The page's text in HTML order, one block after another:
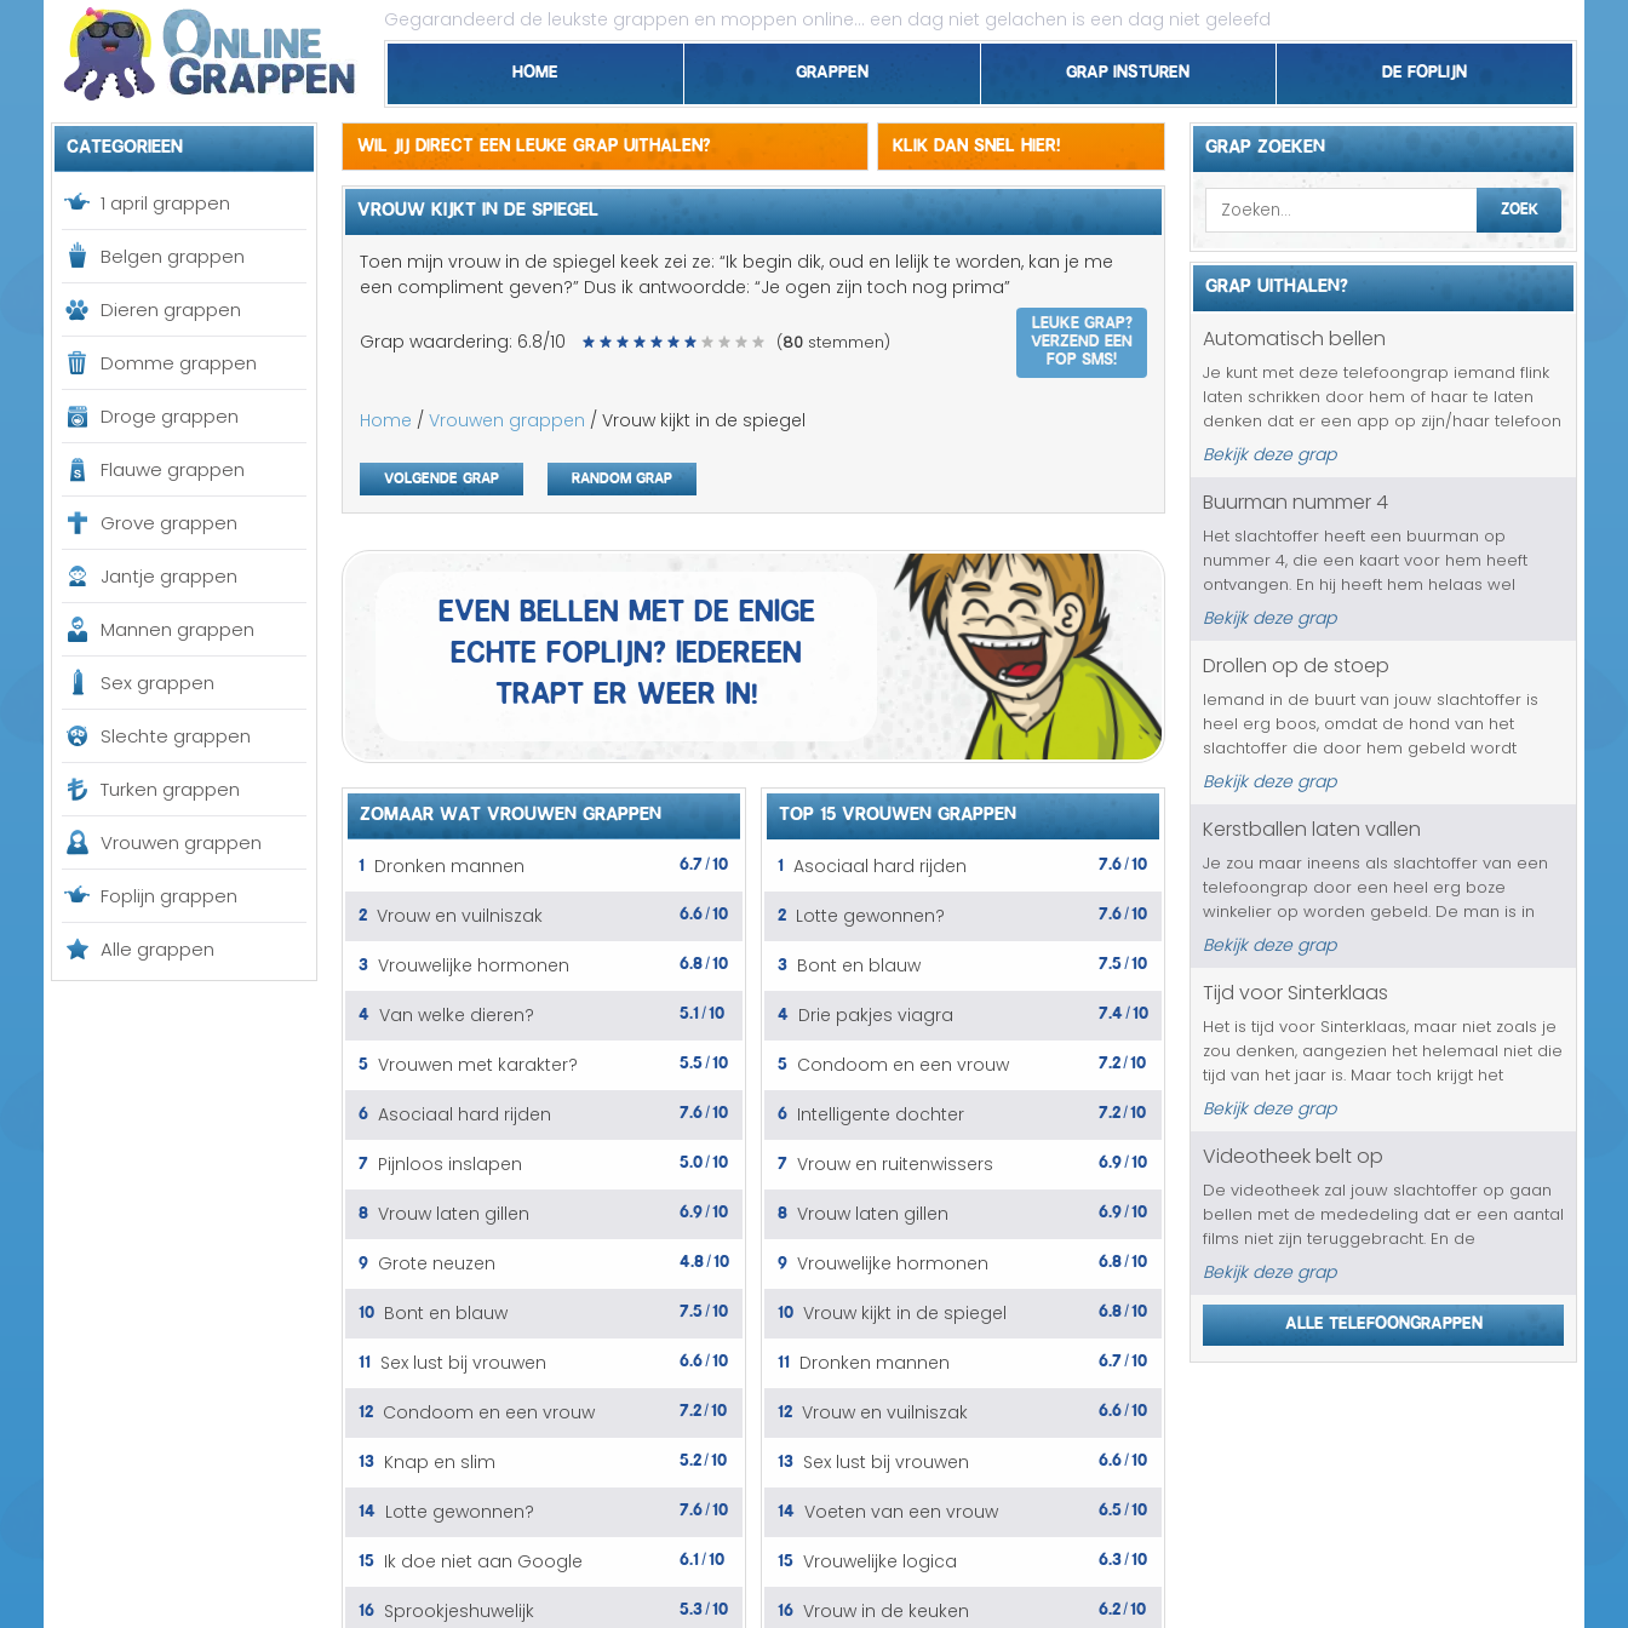
Gegarandeerd de leukste grappen en moppen online... een dag niet gelachen is een dag niet geleefd
Home Grappen
Belgen grappen
Domme grappen
Droge grappen
Jantje grappen
Sex grappen
Slechte grappen
Grap insturen De foplijn
Bel grappen
Topgrappen
18+ en Relatie
Zakelijk/Studie
Geld/Belasting
Buurt/Gemeente
Pakket/Bestelling
Transport/Verkeer
Kerst/Sinterklaas
Diversen/Andere
Categorieen
1 april grappen
Belgen grappen
Dieren grappen
Domme grappen
Droge grappen
Flauwe grappen
Grove grappen
Jantje grappen
Mannen grappen
Sex grappen
Slechte grappen
Turken grappen
Vrouwen grappen
Foplijn grappen
Alle grappen
Wil jij direct een leuke grap uithalen? Klik dan snel hier!
VROUW KIJKT IN DE SPIEGEL
Toen mijn vrouw in de spiegel keek zei ze: “Ik begin dik, oud en lelijk te worden, kan je me
een compliment geven?” Dus ik antwoordde: “Je ogen zijn toch nog prima”
Grap waardering: 6.8/10 (80 stemmen)
Leuke grap?
Verzend een
fop SMS!
Home / Vrouwen grappen / Vrouw kijkt in de spiegel
Volgende grap Random grap
Even bellen met de enige
echte foplijn? Iedereen
trapt er weer in!
ZOMAAR WAT VROUWEN GRAPPEN
1 Dronken mannen 6.7/10
2 Vrouw en vuilniszak 6.6/10
3 Vrouwelijke hormonen 6.8/10
4 Van welke dieren? 5.1/10
5 Vrouwen met karakter? 5.5/10
6 Asociaal hard rijden 7.6/10
7 Pijnloos inslapen 5.0/10
8 Vrouw laten gillen 6.9/10
9 Grote neuzen 4.8/10
10 Bont en blauw 7.5/10
11 Sex lust bij vrouwen 6.6/10
12 Condoom en een vrouw 7.2/10
13 Knap en slim 5.2/10
14 Lotte gewonnen? 7.6/10
15 Ik doe niet aan Google 6.1/10
16 Sprookjeshuwelijk 5.3/10
TOP 15 VROUWEN GRAPPEN
1 Asociaal hard rijden 7.6/10
2 Lotte gewonnen? 7.6/10
3 Bont en blauw 7.5/10
4 Drie pakjes viagra 7.4/10
5 Condoom en een vrouw 7.2/10
6 Intelligente dochter 7.2/10
7 Vrouw en ruitenwissers 6.9/10
8 Vrouw laten gillen 6.9/10
9 Vrouwelijke hormonen 6.8/10
10 Vrouw kijkt in de spiegel 6.8/10
11 Dronken mannen 6.7/10
12 Vrouw en vuilniszak 6.6/10
13 Sex lust bij vrouwen 6.6/10
14 Voeten van een vrouw 6.5/10
15 Vrouwelijke logica 6.3/10
16 Vrouw in de keuken 6.2/10
GRAP ZOEKEN
ZOEK
GRAP UITHALEN?
Automatisch bellen
Je kunt met deze telefoongrap iemand flink
laten schrikken door hem of haar te laten
denken dat er een app op zijn/haar telefoon
staat, die automatisch met complete
vreemdelingen gaat bellen. Op zich is dat
natuurlijk niet leuk en al helema...
Bekijk deze grap
Buurman nummer 4
Het slachtoffer heeft een buurman op
nummer 4, die een kaart voor hem heeft
ontvangen. En hij heeft hem helaas wel
geopend, meer als automatisme zeg maar.
En er staan pikante dingen in, zo weet hij het
slachtoffer te vertellen. In plaats va...
Bekijk deze grap
Drollen op de stoep
Iemand in de buurt van jouw slachtoffer is
heel erg boos, omdat de hond van het
slachtoffer die door hem gebeld wordt
steeds op de stoep voor zijn huis zijn drollen
deponeert. En daar is de man op zijn zachts
gezegd echt schijtziek van en e...
Bekijk deze grap
Kerstballen laten vallen
Je zou maar ineens als slachtoffer van een
telefoongrap door een heel erg boze
winkelier op worden gebeld. De man is in
alle staten en gaat behoorlijk door het lint.
Maar waar gaat het nou eigenlijk over? Het
slachtoffer heeft vijf hele doz...
Bekijk deze grap
Tijd voor Sinterklaas
Het is tijd voor Sinterklaas, maar niet zoals je
zou denken, aangezien het helemaal niet die
tijd van het jaar is. Maar toch krijgt het
slachtoffer telefoon over de Goedheiligman
die met 5 pieten aan gaat komen, ze zijn
onderweg naar zijn/h...
Bekijk deze grap
Videotheek belt op
De videotheek zal jouw slachtoffer op gaan
bellen met de mededeling dat er een aantal
films niet zijn teruggebracht. En de
jongedame accepteert geen smoesjes, zo
zegt ze meteen. Het gaat overigens over
films voor 18 jaar en ouder, waar de m...
Bekijk deze grap
Alle telefoongrappen